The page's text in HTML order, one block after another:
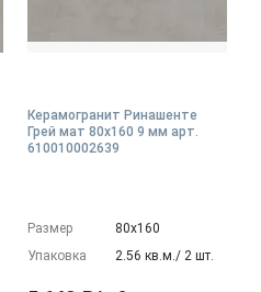
Керамогранит Ринашенте
Грей мат 80x160 9 мм арт.
610010002639
Размер
80х160
Упаковка
2.56 кв.м./ 2 шт.